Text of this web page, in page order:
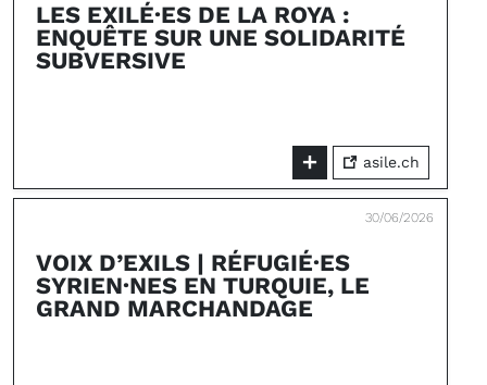
LES EXILÉ·ES DE LA ROYA :
ENQUÊTE SUR UNE SOLIDARITÉ
SUBVERSIVE
asile.ch
30/06/2026
VOIX D’EXILS | RÉFUGIÉ·ES
SYRIEN·NES EN TURQUIE, LE
GRAND MARCHANDAGE